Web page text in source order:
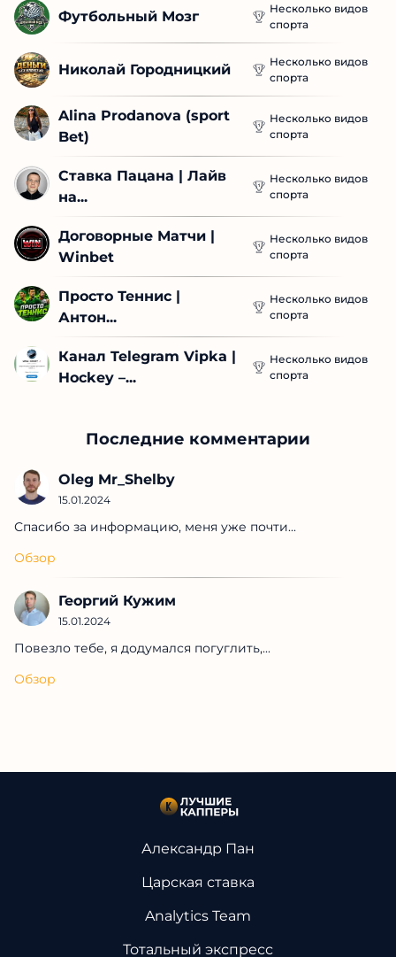
Футбольный Мозг
Несколько видов
спорта
Николай Городницкий
Несколько видов
спорта
Alina Prodanova (sport
Bet)
Несколько видов
спорта
Ставка Пацана | Лайв
на...
Несколько видов
спорта
Договорные Матчи |
Winbet
Несколько видов
спорта
Просто Теннис |
Антон...
Несколько видов
спорта
Канал Telegram Vipka |
Hockey –...
Несколько видов
спорта
Последние комментарии
Oleg Mr_Shelby
15.01.2024
Спасибо за информацию, меня уже почти...
Обзор
Георгий Кужим
15.01.2024
Повезло тебе, я додумался погуглить,...
Обзор
Александр Пан
Царская ставка
Analytics Team
Тотальный экспресс